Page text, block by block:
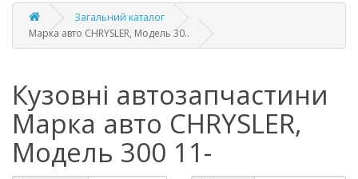
Загальний каталог
Марка авто CHRYSLER, Модель 30..
Кузовні автозапчастини
Марка авто CHRYSLER,
Модель 300 11-